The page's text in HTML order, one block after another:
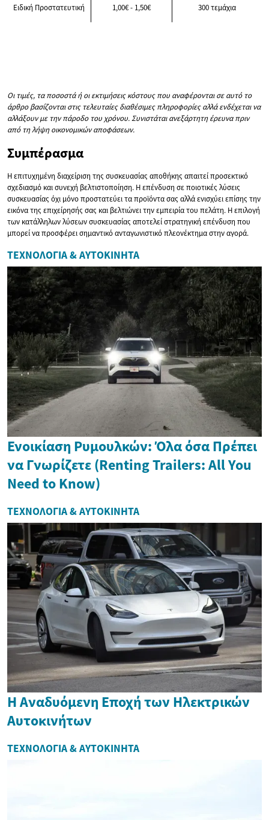
Ειδική Προστατευτική 1,00€ - 1,50€ 300 τεμάχια
Οι τιμές, τα ποσοστά ή οι εκτιμήσεις κόστους που αναφέρονται σε αυτό το
άρθρο βασίζονται στις τελευταίες διαθέσιμες πληροφορίες αλλά ενδέχεται να
αλλάξουν με την πάροδο του χρόνου. Συνιστάται ανεξάρτητη έρευνα πριν
από τη λήψη οικονομικών αποφάσεων.
Συμπέρασμα
Η επιτυχημένη διαχείριση της συσκευασίας αποθήκης απαιτεί προσεκτικό
σχεδιασμό και συνεχή βελτιστοποίηση. Η επένδυση σε ποιοτικές λύσεις
συσκευασίας όχι μόνο προστατεύει τα προϊόντα σας αλλά ενισχύει επίσης την
εικόνα της επιχείρησής σας και βελτιώνει την εμπειρία του πελάτη. Η επιλογή
των κατάλληλων λύσεων συσκευασίας αποτελεί στρατηγική επένδυση που
μπορεί να προσφέρει σημαντικό ανταγωνιστικό πλεονέκτημα στην αγορά.
ΤΕΧΝΟΛΟΓΊΑ & ΑΥΤΟΚΊΝΗΤΑ
Ενοικίαση Ρυμουλκών: Όλα όσα Πρέπει
να Γνωρίζετε (Renting Trailers: All You
Need to Know)
ΤΕΧΝΟΛΟΓΊΑ & ΑΥΤΟΚΊΝΗΤΑ
Η Αναδυόμενη Εποχή των Ηλεκτρικών
Αυτοκινήτων
ΤΕΧΝΟΛΟΓΊΑ & ΑΥΤΟΚΊΝΗΤΑ